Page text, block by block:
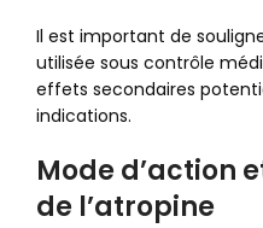
Il est important de
utilisée sous contrôle
effets secondaires
indications.
Mode d’action
de l’atropine